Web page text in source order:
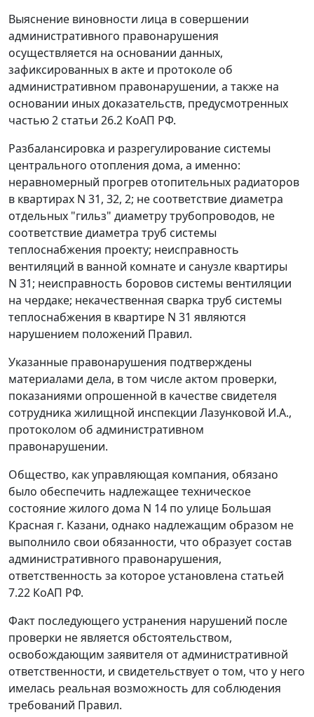
Выяснение виновности лица в совершении
административного правонарушения
осуществляется на основании данных,
зафиксированных в акте и протоколе об
административном правонарушении, а также на
основании иных доказательств, предусмотренных
частью 2 статьи 26.2 КоАП РФ.
Разбалансировка и разрегулирование системы
центрального отопления дома, а именно:
неравномерный прогрев отопительных радиаторов
в квартирах N 31, 32, 2; не соответствие диаметра
отдельных "гильз" диаметру трубопроводов, не
соответствие диаметра труб системы
теплоснабжения проекту; неисправность
вентиляций в ванной комнате и санузле квартиры
N 31; неисправность боровов системы вентиляции
на чердаке; некачественная сварка труб системы
теплоснабжения в квартире N 31 являются
нарушением положений Правил.
Указанные правонарушения подтверждены
материалами дела, в том числе актом проверки,
показаниями опрошенной в качестве свидетеля
сотрудника жилищной инспекции Лазунковой И.А.,
протоколом об административном
правонарушении.
Общество, как управляющая компания, обязано
было обеспечить надлежащее техническое
состояние жилого дома N 14 по улице Большая
Красная г. Казани, однако надлежащим образом не
выполнило свои обязанности, что образует состав
административного правонарушения,
ответственность за которое установлена статьей
7.22 КоАП РФ.
Факт последующего устранения нарушений после
проверки не является обстоятельством,
освобождающим заявителя от административной
ответственности, и свидетельствует о том, что у него
имелась реальная возможность для соблюдения
требований Правил.